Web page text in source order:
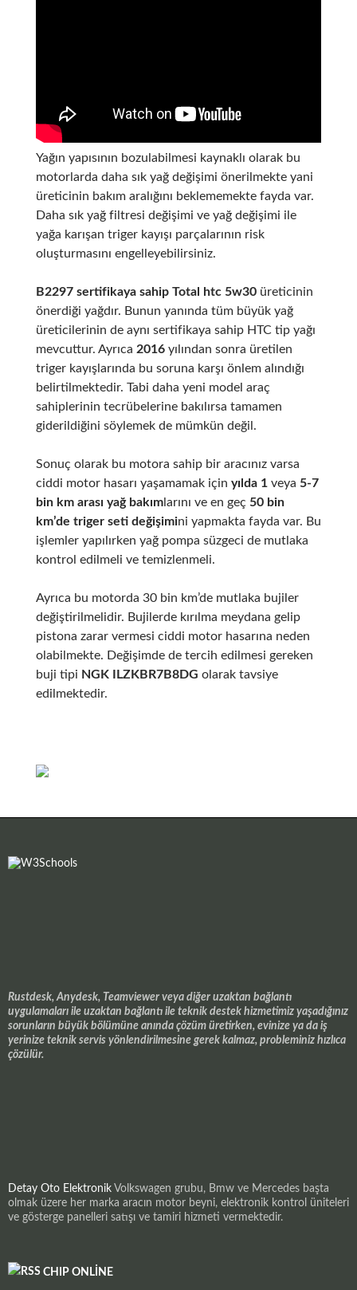
Yağın yapısının bozulabilmesi kaynaklı olarak bu
motorlarda daha sık yağ değişimi önerilmekte yani
üreticinin bakım aralığını beklememekte fayda var.
Daha sık yağ filtresi değişimi ve yağ değişimi ile
yağa karışan triger kayışı parçalarının risk
oluşturmasını engelleyebilirsiniz.
B2297 sertifikaya sahip Total htc 5w30üreticinin
önerdiği yağdır. Bunun yanında tüm büyük yağ
üreticilerinin de aynı sertifikaya sahip HTC tip yağı
mevcuttur. Ayrıca 2016yılından sonra üretilen
triger kayışlarında bu soruna karşı önlem alındığı
belirtilmektedir. Tabi daha yeni model araç
sahiplerinin tecrübelerine bakılırsa tamamen
giderildiğini söylemek de mümkün değil.
Sonuç olarak bu motora sahip bir aracınız varsa
ciddi motor hasarı yaşamamak için yılda 1veya 5-7
bin km arası yağ bakımlarını ve en geç 50 bin
km’de triger seti değişimini yapmakta fayda var. Bu
işlemler yapılırken yağ pompa süzgeci de mutlaka
kontrol edilmeli ve temizlenmeli.
Ayrıca bu motorda 30 bin km’de mutlaka bujiler
değiştirilmelidir. Bujilerde kırılma meydana gelip
pistona zarar vermesi ciddi motor hasarına neden
olabilmekte. Değişimde de tercih edilmesi gereken
buji tipi NGK ILZKBR7B8DG olarak tavsiye
edilmektedir.
Rustdesk, Anydesk, Teamviewer veya diğer uzaktan bağlantı
uygulamaları ile uzaktan bağlantı ile teknik destek hizmetimiz yaşadığınız
sorunların büyük bölümüne anında çözüm üretirken, evinize ya da iş
yerinize teknik servis yönlendirilmesine gerek kalmaz, probleminiz hızlıca
çözülür.
Detay Oto Elektronik Volkswagen grubu, Bmw ve Mercedes başta
olmak üzere her marka aracın motor beyni, elektronik kontrol üniteleri
ve gösterge panelleri satışı ve tamiri hizmeti vermektedir.
CHIP ONLINE